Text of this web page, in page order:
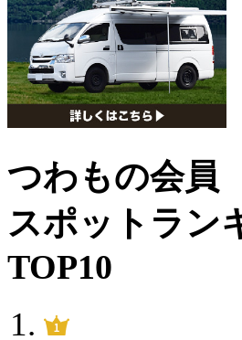
つわもの会員
スポットラン
TOP10